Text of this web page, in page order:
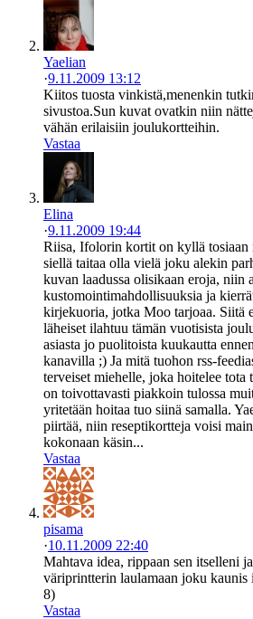
Yaelian
·9.11.2009 13:12
Kiitos tuosta vinkistä,menenkin
sivustoa.Sun kuvat ovatkin niin
vähän erilaisiin joulukortteihin.
Vastaa
Elina
·9.11.2009 19:44
Riisa, Ifolorin kortit on kyllä tosiaan
siellä taitaa olla vielä joku alekin
kuvan laadussa olisikaan eroja, niin
kustomointimahdollisuuksia ja
kirjekuoria, jotka Moo tarjoaa. Siitä
läheiset ilahtuu tämän vuotisista
asiasta jo puolitoista kuukautta
kanavilla ;) Ja mitä tuohon rss-
terveiset miehelle, joka hoitelee tota
on toivottavasti piakkoin tulossa
yritetään hoitaa tuo siinä samalla.
piirtää, niin reseptikortteja voisi
kokonaan käsin...
Vastaa
pisama
·10.11.2009 22:40
Mahtava idea, rippaan sen itselleni
väriprintterin laulamaan joku kaunis
8)
Vastaa